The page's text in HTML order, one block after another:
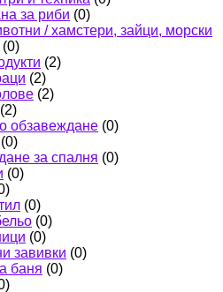
за риби (0)
/ хамстери, зайци, морски
(0)
(2)
(2)
(2)
(2)
обзавеждане (0)
(0)
за спалня (0)
(0)
(0)
(0)
(0)
завивки (0)
баня (0)